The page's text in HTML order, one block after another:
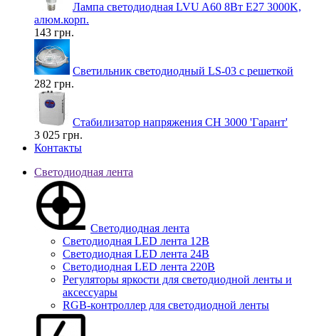
Лампа светодиодная LVU A60 8Вт E27 3000K,
алюм.корп.
143 грн.
Светильник светодиодный LS-03 с решеткой
282 грн.
Стабилизатор напряжения СН 3000 'Гарант'
3 025 грн.
Контакты
Светодиодная лента
Светодиодная лента
Светодиодная LED лента 12В
Светодиодная LED лента 24В
Светодиодная LED лента 220В
Регуляторы яркости для светодиодной ленты и
аксессуары
RGB-контроллер для светодиодной ленты